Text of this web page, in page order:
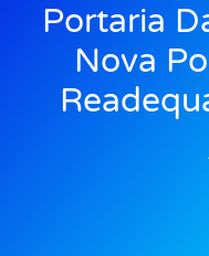
Portaria
Nova